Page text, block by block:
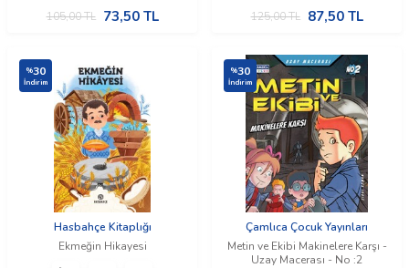
105,00TL 73,50TL 125,00TL 87,50TL
%30
İndirim
Hasbahçe Kitaplığı
Ekmeğin Hikayesi
%30
İndirim
Çamlıca Çocuk Yayınları
Metin ve Ekibi Makinelere Karşı -
Uzay Macerası - No :2